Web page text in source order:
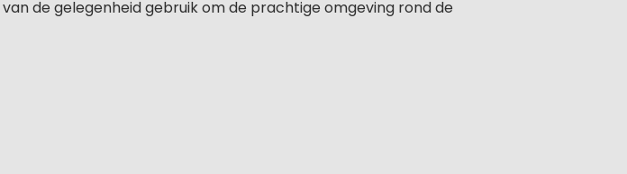
de gelegenheid gebruik om de prachtige omgeving rond de